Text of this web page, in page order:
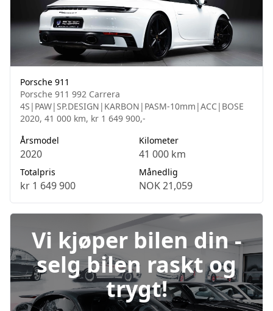
Porsche 911
Porsche 911 992 Carrera
4S|PAW|SP.DESIGN|KARBON|PASM-10mm|ACC|BOSE
2020, 41 000 km, kr 1 649 900,-
Årsmodel
2020
Kilometer
41 000 km
Totalpris
kr 1 649 900
Månedlig
NOK 21,059
Vi kjøper bilen din -
selg bilen raskt og
trygt!